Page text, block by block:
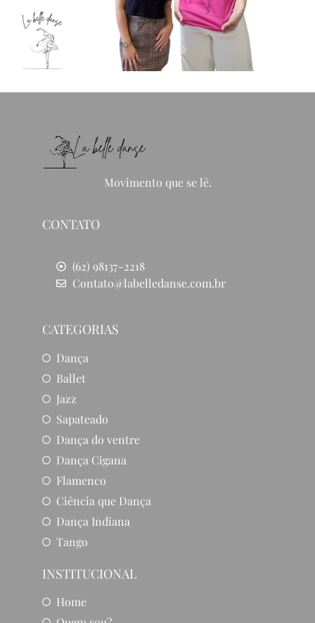
Movimento que se lê.
CONTATO
(62) 98137-2218
Contato@labelledanse.com.br
CATEGORIAS
Dança
Ballet
Jazz
Sapateado
Dança do ventre
Dança Cigana
Flamenco
Ciência que Dança
Dança Indiana
Tango
INSTITUCIONAL
Home